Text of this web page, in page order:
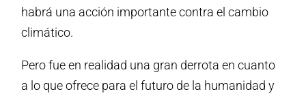
habrá una acción importante contra el cambio
climático.
Pero fue en realidad una gran derrota en cuanto
a lo que ofrece para el futuro de la humanidad y